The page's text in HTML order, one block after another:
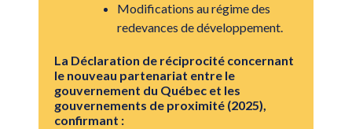
Modifications au régime des
redevances de développement.
La Déclaration de réciprocité concernant
le nouveau partenariat entre le
gouvernement du Québec et les
gouvernements de proximité (2025),
confirmant :